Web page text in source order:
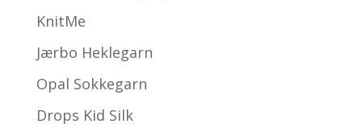
KnitMe
Jærbo Heklegarn
Opal Sokkegarn
Drops Kid Silk